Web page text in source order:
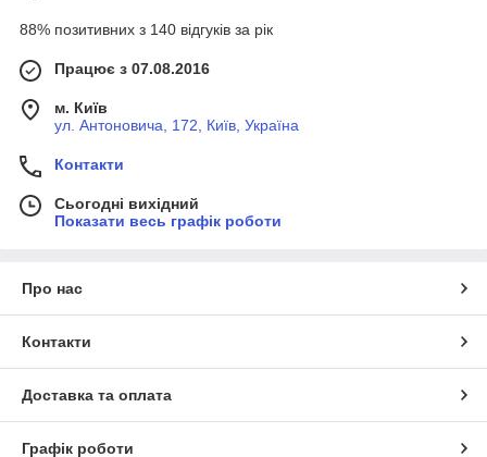
88% позитивних з 140 відгуків за рік
Працює з 07.08.2016
м. Київ
ул. Антоновича, 172, Київ, Україна
Контакти
Сьогодні вихідний
Показати весь графік роботи
Про нас
Контакти
Доставка та оплата
Графік роботи